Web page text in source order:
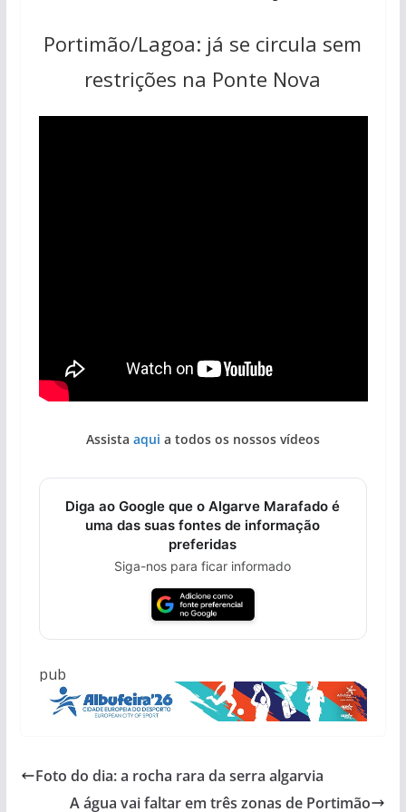
Portimão/Lagoa: já se circula sem
restrições na Ponte Nova
Assista aqui a todos os nossos vídeos
Diga ao Google que o Algarve Marafado é
uma das suas fontes de informação
preferidas
Siga-nos para ficar informado
pub
Foto do dia: a rocha rara da serra algarvia
A água vai faltar em três zonas de Portimão